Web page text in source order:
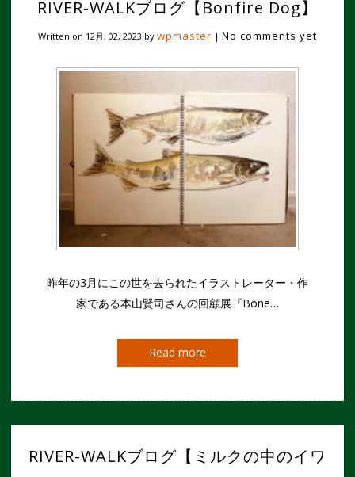
RIVER-WALKブログ【Bonfire Dog】
Written on 12月, 02, 2023 by wpmaster | No comments yet
昨年の3月にこの世を去られたイラストレーター・作
家である本山賢司さんの回顧展『Bone…
Read more
RIVER-WALKブログ【ミルクの中のイワ